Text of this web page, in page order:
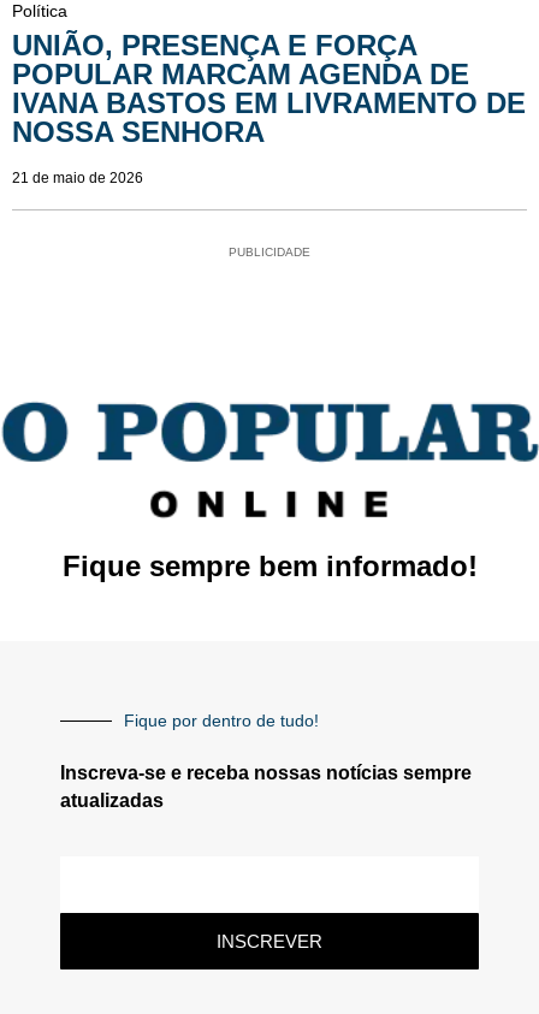
Política
UNIÃO, PRESENÇA E FORÇA
POPULAR MARCAM AGENDA DE
IVANA BASTOS EM LIVRAMENTO DE
NOSSA SENHORA
21 de maio de 2026
PUBLICIDADE
Fique sempre bem informado!
Fique por dentro de tudo!
Inscreva-se e receba nossas notícias sempre
atualizadas
INSCREVER